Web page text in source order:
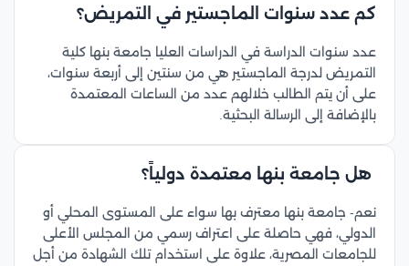
كم عدد سنوات الماجستير في التمريض؟
عدد سنوات الدراسة في الدراسات العليا جامعة بنها كلية
التمريض لدرجة الماجستير هي من سنتين إلى أربعة سنوات،
على أن يتم الطالب خلالهم عدد من الساعات المعتمدة
بالإضافة إلى الرسالة البحثية.
هل جامعة بنها معتمدة دولياً؟
نعم- جامعة بنها معترف بها سواء على المستوى المحلي أو
الدولي، فهي حاصلة على اعتراف رسمي من المجلس الأعلى
للجامعات المصرية، علاوة على استخدام تلك الشهادة من أجل